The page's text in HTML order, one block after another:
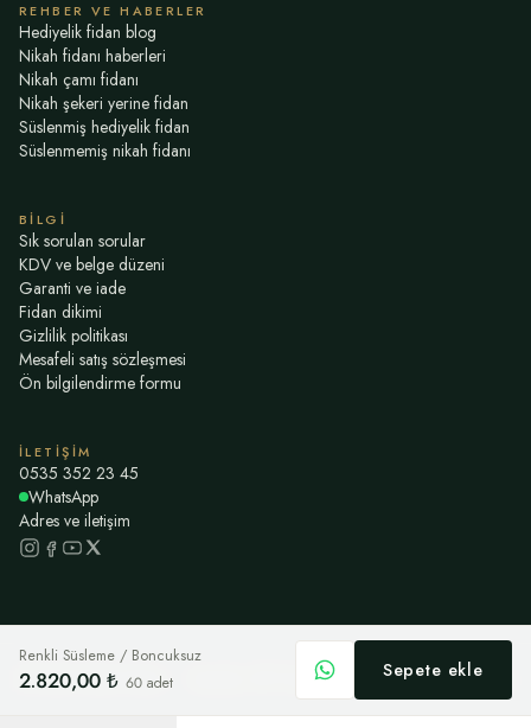
Renkli Süsleme / Boncuksuz
2.820,00 ₺ 60 adet
Sepete ekle
REHBER VE HABERLER
Hediyelik fidan blog
Nikah fidanı haberleri
Nikah çamı fidanı
Nikah şekeri yerine fidan
Süslenmiş hediyelik fidan
Süslenmemiş nikah fidanı
BILGI
Sık sorulan sorular
KDV ve belge düzeni
Garanti ve iade
Fidan dikimi
Gizlilik politikası
Mesafeli satış sözleşmesi
Ön bilgilendirme formu
İLETIŞIM
0535 352 23 45
WhatsApp
Adres ve iletişim
© 2026 Nikah Fidanı Havale / EFT ile ödeme · kart bilgisi istemiyoruz